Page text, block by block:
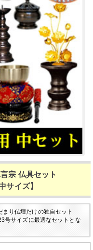
宗 仏具セット
サイズ】
まり仏壇だけの独自セット
号サイズに最適なセットとな